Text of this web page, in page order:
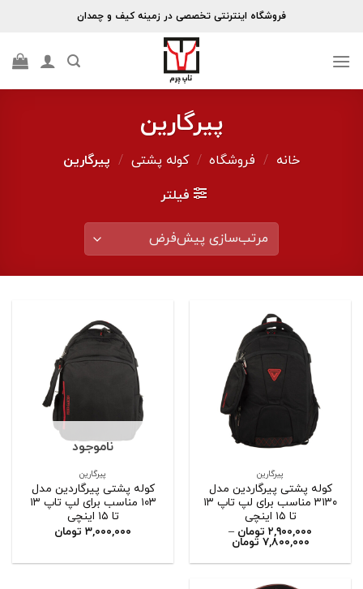
فروشگاه اینترنتی تخصصی در زمینه کیف و چمدان
پیرگارین
خانه / فروشگاه / کوله پشتی / پیرگارین
فیلتر
پیرگارین
کوله پشتی پیرگاردین مدل
۳۱۳۰ مناسب برای لپ تاپ ۱۳
تا ۱۵ اینچی
۲,۹۰۰,۰۰۰ تومان –
۷,۸۰۰,۰۰۰ تومان
ناموجود
پیرگارین
کوله پشتی پیرگاردین مدل
۱۰۳ مناسب برای لپ تاپ ۱۳
تا ۱۵ اینچی
۳,۰۰۰,۰۰۰ تومان